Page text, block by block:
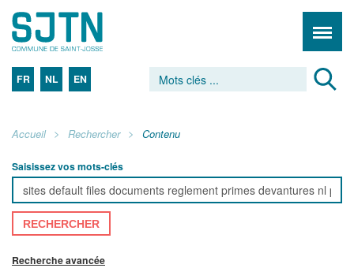
FR NL EN
Accueil Rechercher Contenu
Saisissez vos mots-clés
RECHERCHER
Recherche avancée